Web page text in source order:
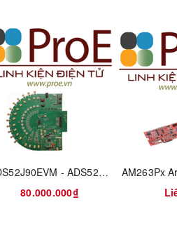
ADS52J90EVM - ADS52J90 14-bit multichannel low-power high-speed ADC evaluation module
80.000.000₫